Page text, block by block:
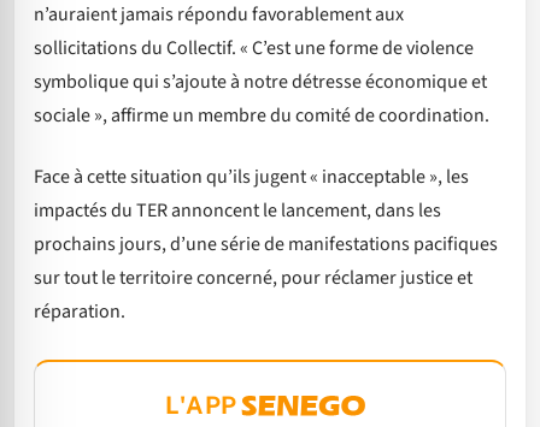
n’auraient jamais répondu favorablement aux
sollicitations du Collectif. « C’est une forme de violence
symbolique qui s’ajoute à notre détresse économique et
sociale », affirme un membre du comité de coordination.
Face à cette situation qu’ils jugent « inacceptable », les
impactés du TER annoncent le lancement, dans les
prochains jours, d’une série de manifestations pacifiques
sur tout le territoire concerné, pour réclamer justice et
réparation.
L'APP